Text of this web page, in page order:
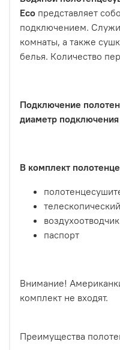
Eco представляет
подключением.
комнаты, а также
белья. Количество
Подключение
диаметр подключения
В комплект
паспорт
Внимание!
комплект не входят.
Преимущества